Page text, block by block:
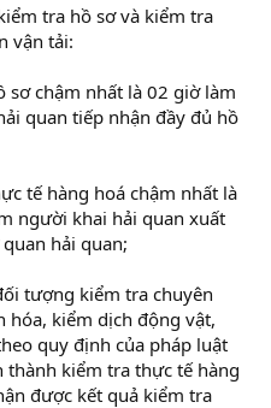
tra hồ sơ và kiểm tra
vận tải:
sơ chậm nhất là 02 giờ làm
quan tiếp nhận đầy đủ hồ
tế hàng hoá chậm nhất là
người khai hải quan xuất
hải quan;
tượng kiểm tra chuyên
hóa, kiểm dịch động vật,
quy định của pháp luật
kiểm tra thực tế hàng
được kết quả kiểm tra